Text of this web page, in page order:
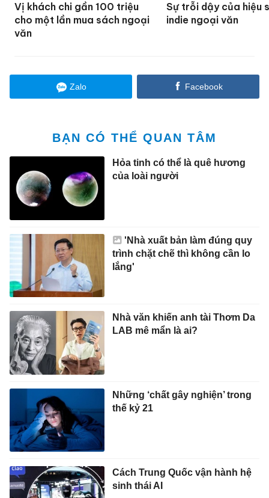
Vị khách chi gần 100 triệu
cho một lần mua sách ngoại
văn
Sự trỗi dậy của hiệu
indie ngoại văn
Zalo Facebook
BẠN CÓ THỂ QUAN TÂM
Hỏa tinh có thể là quê hương
của loài người
'Nhà xuất bản làm đúng quy
trình chặt chẽ thì không cần lo
lắng'
Nhà văn khiến anh tài Thơm Da
LAB mê mẩn là ai?
Những ‘chất gây nghiện’ trong
thế kỷ 21
Cách Trung Quốc vận hành hệ
sinh thái AI